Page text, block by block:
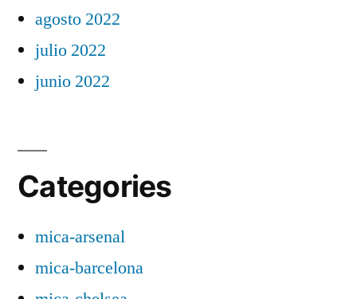
agosto 2022
julio 2022
junio 2022
Categories
mica-arsenal
mica-barcelona